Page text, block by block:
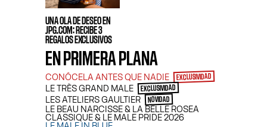
UNA OLA DE DESEO EN
JPG.COM: RECIBE 3
REGALOS EXCLUSIVOS
EN PRIMERA PLANA
CONÓCELA ANTES QUE NADIE EXCLUSIVIDAD
LE TRÈS GRAND MALE EXCLUSIVIDAD
LES ATELIERS GAULTIER NOVIDAD
LE BEAU NARCISSE & LA BELLE ROSEA
CLASSIQUE & LE MALE PRIDE 2026
LES